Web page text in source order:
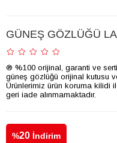
GÜNEŞ GÖZLÜĞÜ
® %100 orijinal, garanti ve
güneş gözlüğü orijinal kutusu
Ürünlerimiz ürün koruma kilidi
geri iade alınmamaktadır.
%20 İndirim